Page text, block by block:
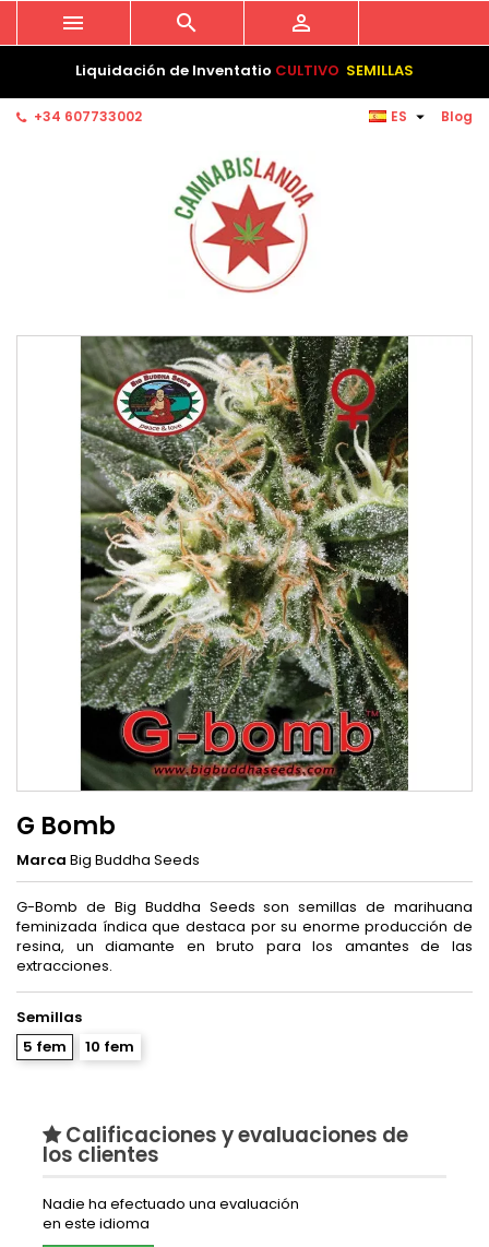
Liquidación de Inventatio CULTIVO SEMILLAS
Blog
+34 607733002 ES 
  
G Bomb
Marca Big Buddha Seeds
G-Bomb de Big Buddha Seeds son semillas de marihuana
feminizada índica que destaca por su enorme producción de
resina, un diamante en bruto para los amantes de las
extracciones.
Semillas
5 fem
10 fem
Calificaciones y evaluaciones de
los clientes
Nadie ha efectuado una evaluación
en este idioma